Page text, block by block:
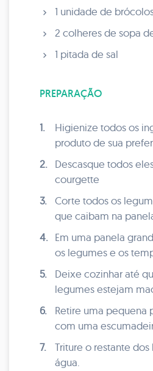
1 unidade de
2 colheres de sopa
1 pitada de sal
PREPARAÇÃO
1.
Higienize todos os
produto de sua
2.
Descasque todos
courgette
3.
Corte todos os
que caibam na
4.
Em uma panela
os legumes e os
5.
Deixe cozinhar até
legumes estejam
6.
Retire uma pequena
com uma
7.
Triture o restante
água.